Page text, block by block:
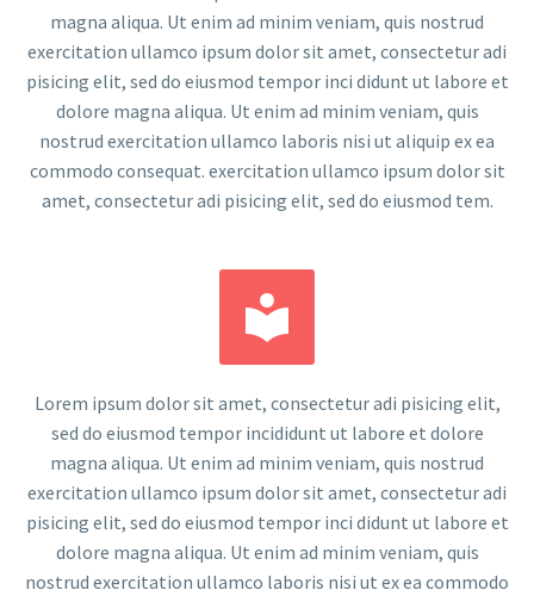
magna aliqua. Ut enim ad minim veniam, quis nostrud
exercitation ullamco ipsum dolor sit amet, consectetur adi
pisicing elit, sed do eiusmod tempor inci didunt ut labore et
dolore magna aliqua. Ut enim ad minim veniam, quis
nostrud exercitation ullamco laboris nisi ut aliquip ex ea
commodo consequat. exercitation ullamco ipsum dolor sit
amet, consectetur adi pisicing elit, sed do eiusmod tem.


Lorem ipsum dolor sit amet, consectetur adi pisicing elit,
sed do eiusmod tempor incididunt ut labore et dolore
magna aliqua. Ut enim ad minim veniam, quis nostrud
exercitation ullamco ipsum dolor sit amet, consectetur adi
pisicing elit, sed do eiusmod tempor inci didunt ut labore et
dolore magna aliqua. Ut enim ad minim veniam, quis
nostrud exercitation ullamco laboris nisi ut ex ea commodo